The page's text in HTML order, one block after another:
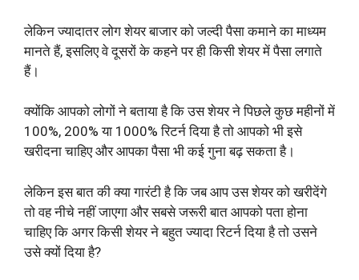
लेकिन ज्यादातर लोग शेयर बाजार को जल्दी पैसा कमाने का माध्यम
मानते हैं, इसलिए वे दूसरों के कहने पर ही किसी शेयर में पैसा लगाते
हैं।
क्योंकि आपको लोगों ने बताया है कि उस शेयर ने पिछले कुछ महीनों में
100%, 200% या 1000% रिटर्न दिया है तो आपको भी इसे
खरीदना चाहिए और आपका पैसा भी कई गुना बढ़ सकता है।
लेकिन इस बात की क्या गारंटी है कि जब आप उस शेयर को खरीदेंगे
तो वह नीचे नहीं जाएगा और सबसे जरूरी बात आपको पता होना
चाहिए कि अगर किसी शेयर ने बहुत ज्यादा रिटर्न दिया है तो उसने
उसे क्यों दिया है?